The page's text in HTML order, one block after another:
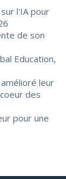
l'IA pour
de son
Education,
leur
des
pour une